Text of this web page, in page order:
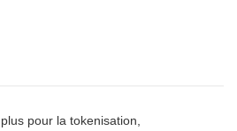
pour la tokenisation,